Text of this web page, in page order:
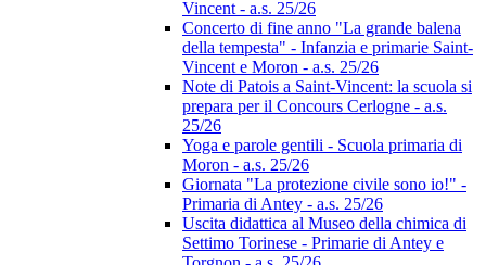
Vincent - a.s. 25/26
Concerto di fine anno "La grande balena
della tempesta" - Infanzia e primarie Saint-
Vincent e Moron - a.s. 25/26
Note di Patois a Saint-Vincent: la scuola si
prepara per il Concours Cerlogne - a.s.
25/26
Yoga e parole gentili - Scuola primaria di
Moron - a.s. 25/26
Giornata "La protezione civile sono io!" -
Primaria di Antey - a.s. 25/26
Uscita didattica al Museo della chimica di
Settimo Torinese - Primarie di Antey e